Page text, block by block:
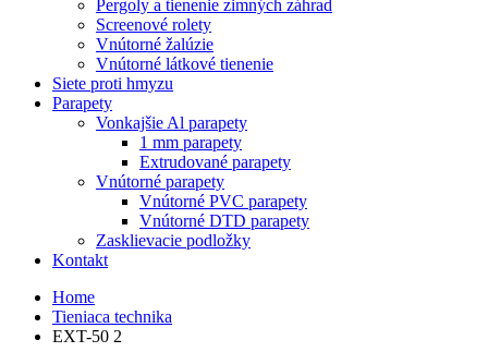
Pergoly a tienenie zimných záhrad
Screenové rolety
Vnútorné žalúzie
Vnútorné látkové tienenie
Siete proti hmyzu
Parapety
Vonkajšie Al parapety
1 mm parapety
Extrudované parapety
Vnútorné parapety
Vnútorné PVC parapety
Vnútorné DTD parapety
Zasklievacie podložky
Kontakt
Home
Tieniaca technika
EXT-50 2